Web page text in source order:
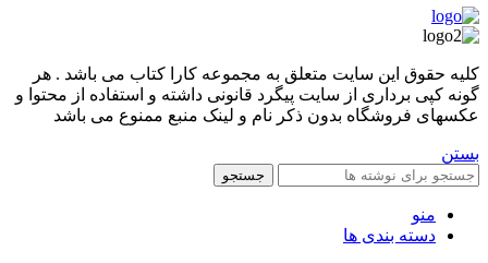
کليه حقوق اين سايت متعلق به مجموعه کارا کتاب می باشد . هر
گونه کپی برداری از سایت پیگرد قانونی داشته و استفاده از محتوا و
عکسهای فروشگاه بدون ذکر نام و لینک منبع ممنوع می باشد
بستن
جستجو
منو
دسته بندی ها